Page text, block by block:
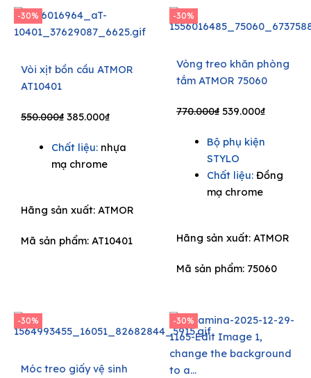
-30%
Vòi xịt bồn cầu ATMOR
AT10401
550.000₫ Original
was:
550.000₫.
385.000₫Current
is:
Chất liệu: nhựa
mạ chrome
Hãng sản xuất: ATMOR
Mã sản phẩm: AT10401
-30%
Vòng treo khăn phòng
tắm ATMOR 75060
770.000₫ Original
was:
770.000₫.
539.000₫Current
Bộ phụ kiện
STYLO
Chất liệu:Đồng
mạ chrome
Hãng sản xuất: ATMOR
Mã sản phẩm: 75060
-30%
Móc treo giấy vệ sinh
-30%